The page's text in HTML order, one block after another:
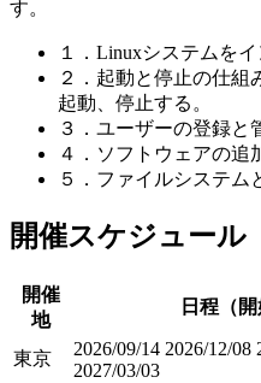
す。
１．Linuxシステムをイ
２．起動と停止の仕組
起動、停止する。
３．ユーザーの登録と
４．ソフトウェアの追
５．ファイルシステム
開催スケジュール
開催
地
日程（開
東京 2026/09/14 2026/12/08
2027/03/03